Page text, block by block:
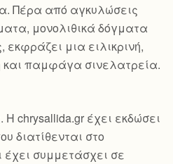
Πέρα από αγκυλώσεις
μονολιθικά δόγματα
εκφράζει μια ειλικρινή,
και παμφάγα σινελατρεία.
. Η chrysallida.gr έχει εκδώσει
διατίθενται στο
συμμετάσχει σε